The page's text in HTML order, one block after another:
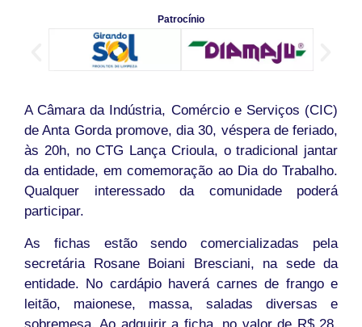
Patrocínio
A Câmara da Indústria, Comércio e Serviços (CIC)
de Anta Gorda promove, dia 30, véspera de feriado,
às 20h, no CTG Lança Crioula, o tradicional jantar
da entidade, em comemoração ao Dia do Trabalho.
Qualquer interessado da comunidade poderá
participar.
As fichas estão sendo comercializadas pela
secretária Rosane Boiani Bresciani, na sede da
entidade. No cardápio haverá carnes de frango e
leitão, maionese, massa, saladas diversas e